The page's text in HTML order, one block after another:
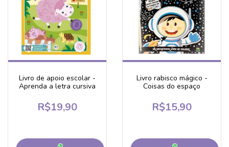
Livro de apoio escolar -
Aprenda a letra cursiva
R$19,90
Livro rabisco mágico -
Coisas do espaço
R$15,90